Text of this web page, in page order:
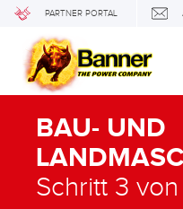
PARTNER PORTAL
BAU- UND
Schritt 3